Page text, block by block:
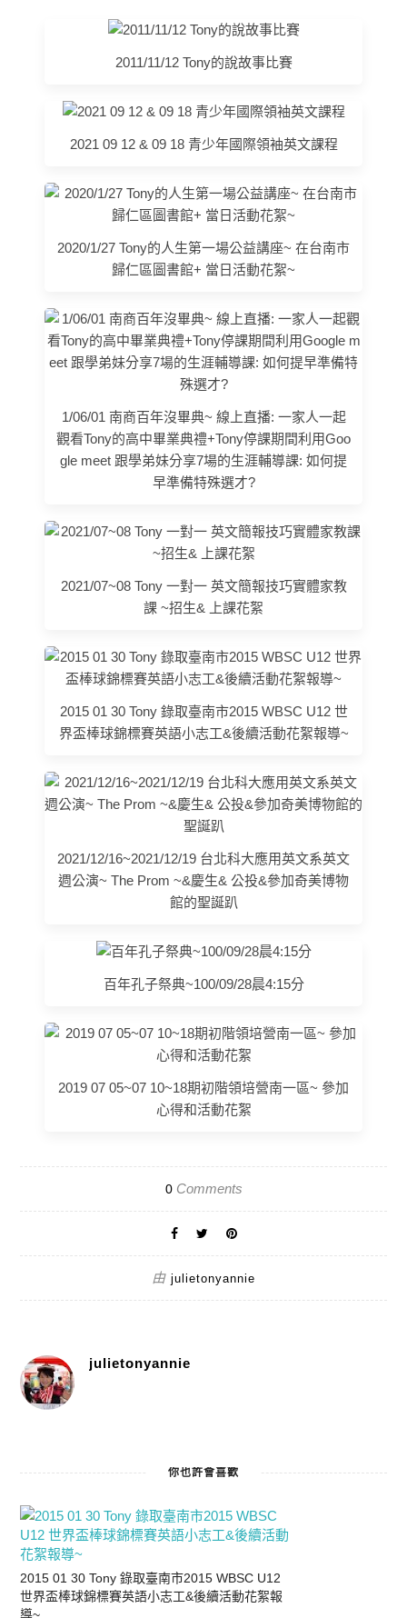
2011/11/12 Tony的說故事比賽
2021 09 12 & 09 18 青少年國際領袖英文課程
2020/1/27 Tony的人生第一場公益講座~ 在台南市
歸仁區圖書館+ 當日活動花絮~
1/06/01 南商百年沒畢典~ 線上直播: 一家人一起
觀看Tony的高中畢業典禮+Tony停課期間利用Goo
gle meet 跟學弟妹分享7場的生涯輔導課: 如何提
早準備特殊選才?
2021/07~08 Tony 一對一 英文簡報技巧實體家教
課 ~招生& 上課花絮
2015 01 30 Tony 錄取臺南市2015 WBSC U12 世
界盃棒球錦標賽英語小志工&後續活動花絮報導~
2021/12/16~2021/12/19 台北科大應用英文系英文
週公演~ The Prom ~&慶生& 公投&參加奇美博物
館的聖誕趴
百年孔子祭典~100/09/28晨4:15分
2019 07 05~07 10~18期初階領培營南一區~ 參加
心得和活動花絮
0Comments
由 julietonyannie
julietonyannie
你也許會喜歡
2015 01 30 Tony 錄取臺南市2015 WBSC U12
世界盃棒球錦標賽英語小志工&後續活動花絮報
導~